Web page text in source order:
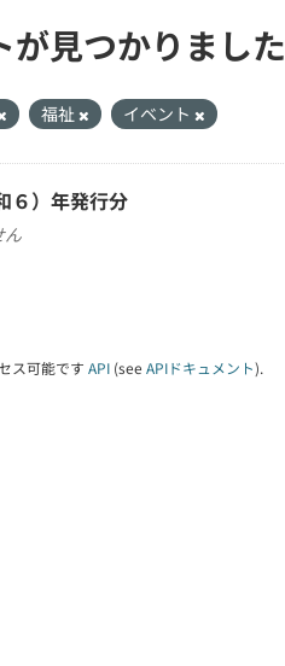
が見つかりました
福祉 イベント
６）年発行分
ん
ス可能です API (see APIドキュメント).